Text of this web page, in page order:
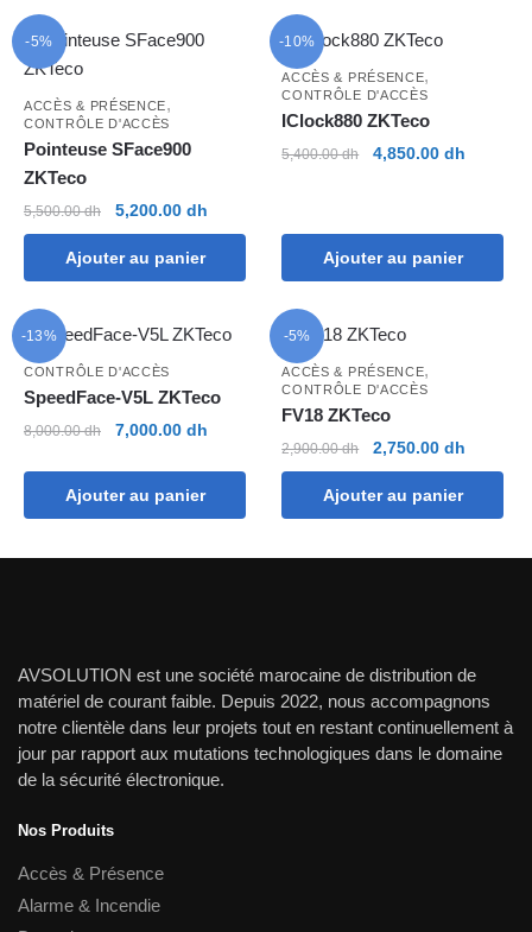
-5%
ACCÈS & PRÉSENCE,
CONTRÔLE D'ACCÈS
Pointeuse SFace900
ZKTeco
5,500.00dh
Le
prix
initial
était :
5,200.00 dh
prix
est :
5,200.00 dh.
Ajouter au panier
-10%
ACCÈS & PRÉSENCE,
CONTRÔLE D'ACCÈS
IClock880 ZKTeco
5,400.00dh
Le
était :
5,400.00 dh.
4,850.00dh
est :
Ajouter au panier
-13%
CONTRÔLE D'ACCÈS
SpeedFace-V5L ZKTeco
8,000.00dh
Le
était :
7,000.00 dh
actuel
Ajouter au panier
-5%
ACCÈS & PRÉSENCE,
CONTRÔLE D'ACCÈS
FV18 ZKTeco
2,900.00dh
Le
prix
initial
était :
2,750.00dh
prix
est :
Ajouter au panier
AVSOLUTION est une société marocaine de distribution de
matériel de courant faible. Depuis 2022, nous accompagnons
notre clientèle dans leur projets tout en restant continuellement à
jour par rapport aux mutations technologiques dans le domaine
de la sécurité électronique.
Nos Produits
Accès & Présence
Alarme & Incendie